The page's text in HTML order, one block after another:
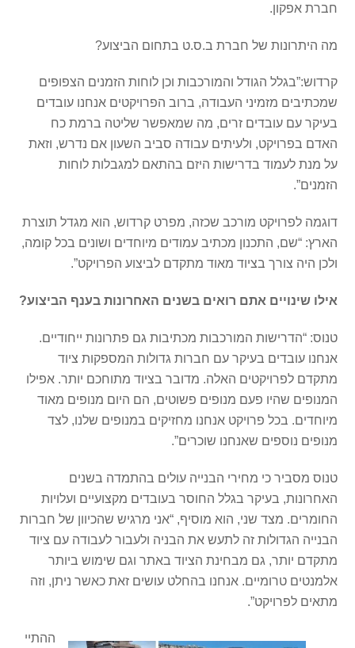
חברת אפקון.
מה היתרונות של חברת ב.ס.ט בתחום הביצוע?
קרדוש:”בגלל הגודל והמורכבות וכן לוחות הזמנים הצפופים
שמכתיבים מזמיני העבודה, ברוב הפרויקטים אנחנו עובדים
בעיקר עם עובדים זרים, מה שמאפשר שליטה ברמת כח
האדם בפרויקט, ולעיתים עבודה סביב השעון אם נדרש, וזאת
על מנת לעמוד בדרישות היזם בהתאם למגבלות לוחות
הזמנים”.
דוגמה לפרויקט מורכב שכזה, מפרט קרדוש, הוא מגדל תוצרת
הארץ: “שם, התכנון מכתיב עמודים מיוחדים ושונים בכל קומה,
ולכן היה צורך בציוד מאוד מתקדם לביצוע הפרויקט”.
אילו שינויים אתם רואים בשנים האחרונות בענף הביצוע?
טנוס: “הדרישות המורכבות מכתיבות גם פתרונות ייחודיים.
אנחנו עובדים בעיקר עם חברות גדולות המספקות ציוד
מתקדם לפרויקטים האלה. מדובר בציוד מתוחכם יותר. אפילו
המנופים שהיו פעם מנופים פשוטים, הם היום מנופים מאוד
מיוחדים. בכל פרויקט אנחנו מחזיקים במנופים שלנו, לצד
מנופים נוספים שאנחנו שוכרים”.
טנוס מסביר כי מחירי הבנייה עולים בהתמדה בשנים
האחרונות, בעיקר בגלל החוסר בעובדים מקצועיים ועלויות
החומרים. מצד שני, הוא מוסיף, “אני מרגיש שהכיוון של חברות
הבנייה הגדולות זה לתעש את הבניה ולעבור לעבודה עם ציוד
מתקדם יותר, גם מבחינת הציוד באתר וגם שימוש ביותר
אלמנטים טרומיים. אנחנו בהחלט עושים זאת כאשר ניתן, וזה
מתאים לפרויקט”.
ההתיי